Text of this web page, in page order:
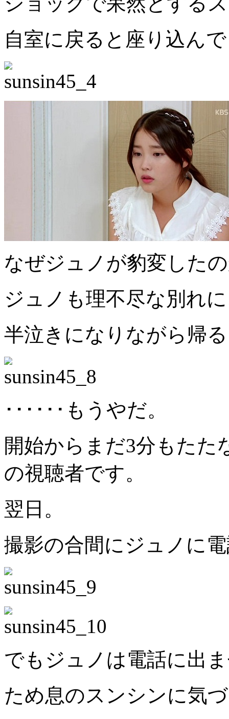
自室に戻ると座り込ん
なぜジュノが豹変した
ジュノも理不尽な別れ
半泣きになりながら帰
･･････もうやだ。
開始からまだ3分もたた
の視聴者です。
翌日。
撮影の合間にジュノに
でもジュノは電話に出
ため息のスンシンに気